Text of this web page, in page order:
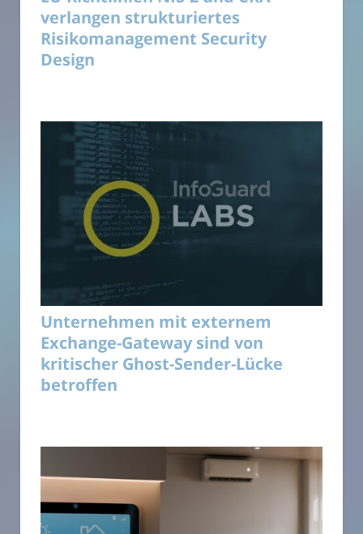
verlangen strukturiertes
Risikomanagement Security
Design
Unternehmen mit externem
Exchange-Gateway sind von
kritischer Ghost-Sender-Lücke
betroffen